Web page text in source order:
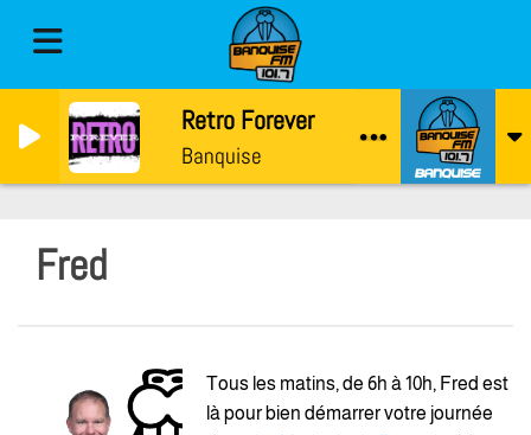
Retro Forever avec Raven
Banquise
Fred
Tous les matins, de 6h à 10h, Fred est
là pour bien démarrer votre journée